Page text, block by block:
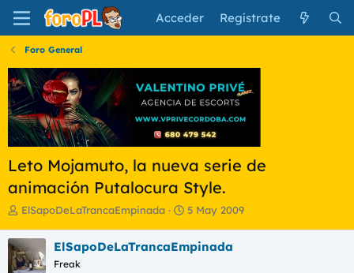
Acceder Regístrate
Foro General
Leto Mojamuto, la nueva serie de
animación Putalocura Style.
I
i
c
i
ElSapoDeLaTrancaEmpinada
F
h
5 May 2009
ElSapoDeLaTrancaEmpinada
Freak